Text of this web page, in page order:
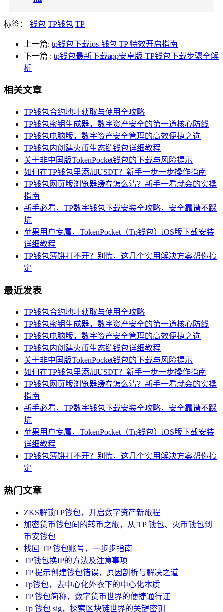
标签： 钱包 TP钱包 TP
上一篇: tp钱包下载ios-钱包 TP 特效开启指南
下一篇 : tp钱包最新下载app安卓版-TP钱包下载步骤全解
析
相关文章
TP钱包合约地址获取与使用全攻略
TP钱包密钥生成器，数字资产安全的第一道核心防线
TP钱包电脑版，数字资产安全管理的高效便捷之选
TP钱包内创建火币生态链钱包详细教程
关于非中国版TokenPocket钱包的下载与风险提示
如何在TP钱包里添加USDT？新手一步一步操作指南
TP钱包网页版浏览器缓存怎么清？新手一看就会的实操
指南
新手必看，TP数字钱包下载安装全攻略，安全靠谱不踩
坑
苹果用户专属，TokenPocket（Tp钱包）iOS版下载安装
详细教程
TP钱包薄饼打不开？别慌，这几个实用解决方案帮你搞
定
最近发表
TP钱包合约地址获取与使用全攻略
TP钱包密钥生成器，数字资产安全的第一道核心防线
TP钱包电脑版，数字资产安全管理的高效便捷之选
TP钱包内创建火币生态链钱包详细教程
关于非中国版TokenPocket钱包的下载与风险提示
如何在TP钱包里添加USDT？新手一步一步操作指南
TP钱包网页版浏览器缓存怎么清？新手一看就会的实操
指南
新手必看，TP数字钱包下载安装全攻略，安全靠谱不踩
坑
苹果用户专属，TokenPocket（Tp钱包）iOS版下载安装
详细教程
TP钱包薄饼打不开？别慌，这几个实用解决方案帮你搞
定
热门文章
ZKS解锁TP钱包，开启数字资产新旅程
加密货币钱包间的转币之旅，从 TP 钱包、火币钱包到
币安钱包
找回 TP 钱包账号，一步步指南
TP钱包换IP的方法及注意事项
TP 提示创建钱包错误，原因剖析与解决之道
Tp钱包，去中心化外衣下的中心化本质
TP 钱包简称，数字货币世界的便捷通行证
Tp 钱包 sig，探索区块链世界的关键密钥